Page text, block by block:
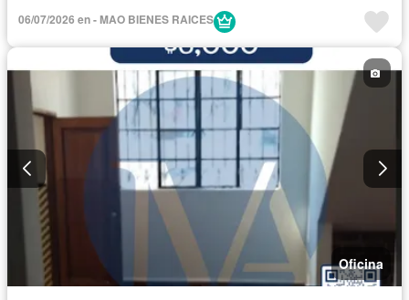
06/07/2026 en - MAO BIENES RAICES
Oficina